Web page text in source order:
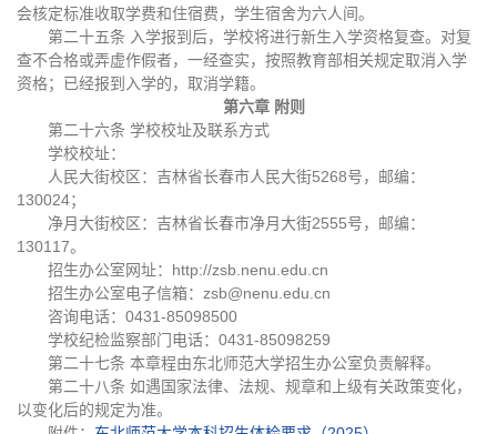
会核定标准收取学费和住宿费，学生宿舍为六人间。
第二十五条 入学报到后，学校将进行新生入学资格复查。对复
查不合格或弄虚作假者，一经查实，按照教育部相关规定取消入学
资格；已经报到入学的，取消学籍。
第六章 附则
第二十六条 学校校址及联系方式
学校校址：
人民大街校区：吉林省长春市人民大街5268号，邮编：
130024；
净月大街校区：吉林省长春市净月大街2555号，邮编：
130117。
招生办公室网址：http://zsb.nenu.edu.cn
招生办公室电子信箱：zsb@nenu.edu.cn
咨询电话：0431-85098500
学校纪检监察部门电话：0431-85098259
第二十七条 本章程由东北师范大学招生办公室负责解释。
第二十八条 如遇国家法律、法规、规章和上级有关政策变化，
以变化后的规定为准。